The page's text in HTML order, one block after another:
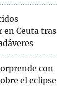
en Ceuta tras
con
el eclipse